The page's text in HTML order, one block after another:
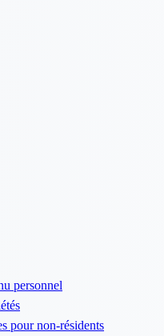
personnel
pour non-résidents